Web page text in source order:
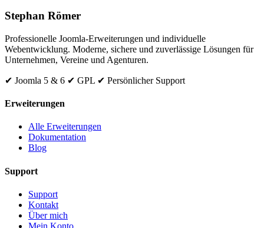
Stephan Römer
Professionelle Joomla-Erweiterungen und individuelle
Webentwicklung. Moderne, sichere und zuverlässige Lösungen für
Unternehmen, Vereine und Agenturen.
✔ Joomla 5 & 6 ✔ GPL ✔ Persönlicher Support
Erweiterungen
Alle Erweiterungen
Dokumentation
Blog
Support
Support
Kontakt
Über mich
Mein Konto